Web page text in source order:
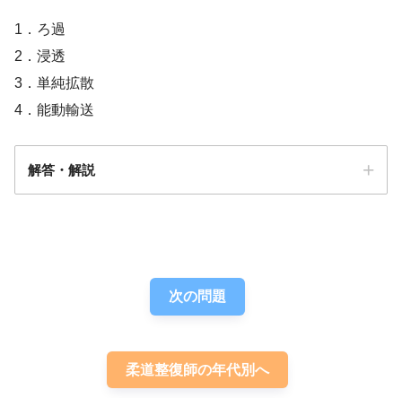
1．ろ過
2．浸透
3．単純拡散
4．能動輸送
解答・解説
次の問題
柔道整復師の年代別へ